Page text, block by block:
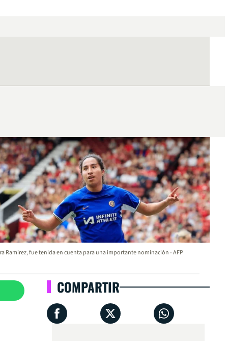
Ramírez, fue tenida en cuenta para una importante nominación - AFP
COMPARTIR